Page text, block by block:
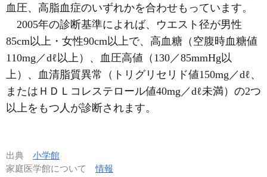
血圧、高脂血症のいずれかを合わせもっています。
2005年の診断基準によれば、ウエスト径が男性
85cm以上・女性90cm以上で、高血糖（空腹時血糖値
110mg／dℓ以上）、血圧高値（130／85mmHg以
上）、血清脂質異常（トリグリセリド値150mg／dℓ、
またはＨＤＬコレステロール値40mg／dℓ未満）の2つ
以上をもつ人が診断されます。
出典 小学館
家庭医学館について情報